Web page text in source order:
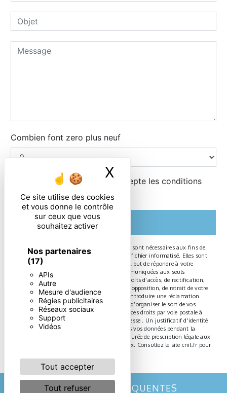
Ce site utilise des cookies
et vous donne le contrôle
sur ceux que vous
souhaitez activer
Nos partenaires
(17)
APIs
Autre
Mesure d'audience
Régies publicitaires
Réseaux sociaux
Support
Vidéos
Tout accepter
Tout refuser
X Masquer le
Combien font zero plus neuf
En cochant cette case, j'accepte les conditions
particulières ci-dessous **
ENVOYER
** Les données personnelles communiquées sont nécessaires aux fins de
vous contacter et sont enregistrées dans un fichier informatisé. Elles sont
destinées à et ses sous-traitants dans le seul but de répondre à votre
message. Les données collectées seront communiquées aux seuls
destinataires suivants: . Vous disposez de droits d’accès, de rectification,
d’effacement, de portabilité, de limitation, d’opposition, de retrait de votre
consentement à tout moment et du droit d’introduire une réclamation
auprès d’une autorité de contrôle, ainsi que d’organiser le sort de vos
données post-mortem. Vous pouvez exercer ces droits par voie postale à
l'adresse ou par courrier électronique à l'adresse . Un justificatif d'identité
pourra vous être demandé. Nous conservons vos données pendant la
période de prise de contact puis pendant la durée de prescription légale aux
fins probatoires et de gestion des contentieux. Consultez le site cnil.fr pour
RECHERCHES FRÉQUENTES